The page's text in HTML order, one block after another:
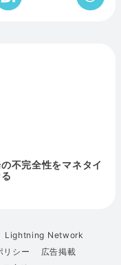
不完全性をマネタイ
Lightning Network
リシー
広告掲載